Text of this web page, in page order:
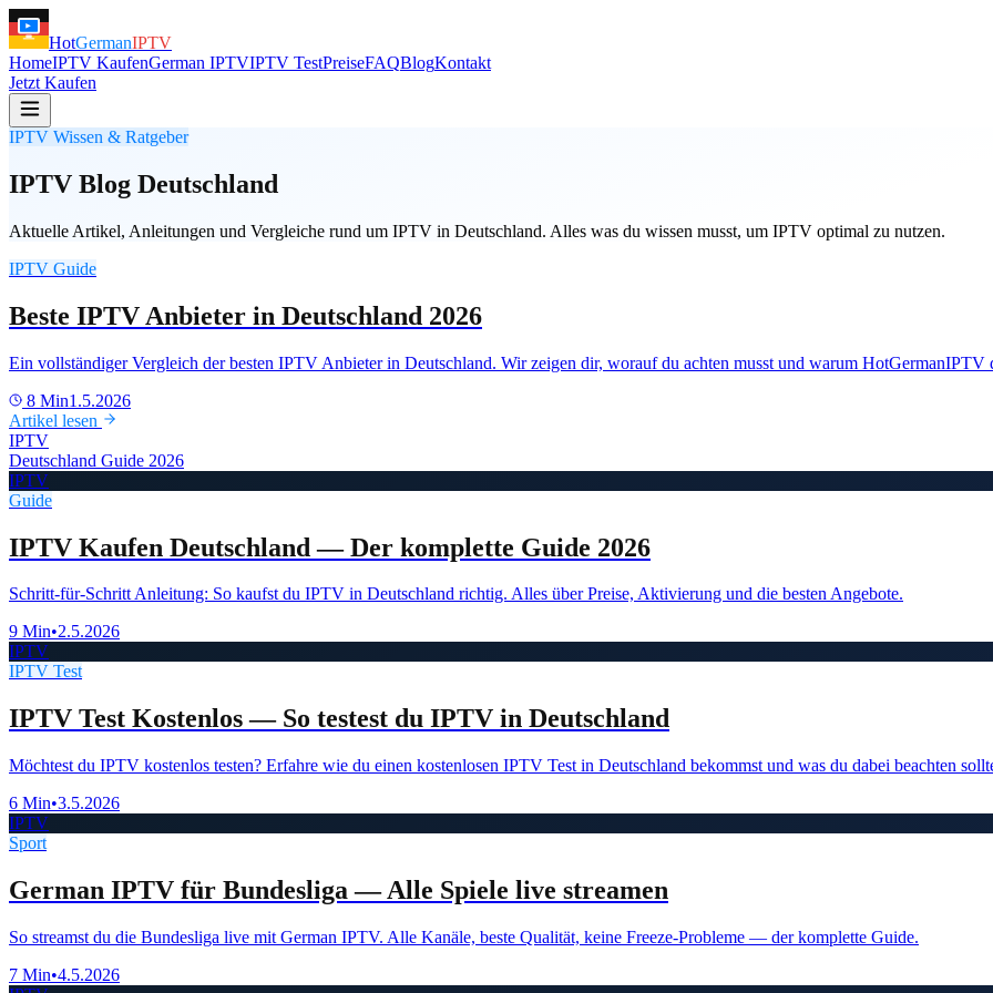
HotGermanIPTV
HomeIPTV KaufenGerman IPTVIPTV TestPreiseFAQBlogKontakt
Jetzt Kaufen
IPTV Wissen & Ratgeber
IPTV Blog Deutschland
Aktuelle Artikel, Anleitungen und Vergleiche rund um IPTV in Deutschland. Alles was du wissen musst, um IPTV optimal zu nutzen.
IPTV Guide
Beste IPTV Anbieter in Deutschland 2026
Ein vollständiger Vergleich der besten IPTV Anbieter in Deutschland. Wir zeigen dir, worauf du achten musst und warum HotGermanIPTV
8 Min1.5.2026
Artikel lesen
IPTV
Deutschland Guide 2026
IPTV
Guide
IPTV Kaufen Deutschland — Der komplette Guide 2026
Schritt-für-Schritt Anleitung: So kaufst du IPTV in Deutschland richtig. Alles über Preise, Aktivierung und die besten Angebote.
9 Min•2.5.2026
IPTV
IPTV Test
IPTV Test Kostenlos — So testest du IPTV in Deutschland
Möchtest du IPTV kostenlos testen? Erfahre wie du einen kostenlosen IPTV Test in Deutschland bekommst und was du dabei beachten
6 Min•3.5.2026
IPTV
Sport
German IPTV für Bundesliga — Alle Spiele live streamen
So streamst du die Bundesliga live mit German IPTV. Alle Kanäle, beste Qualität, keine Freeze-Probleme — der komplette Guide.
7 Min•4.5.2026